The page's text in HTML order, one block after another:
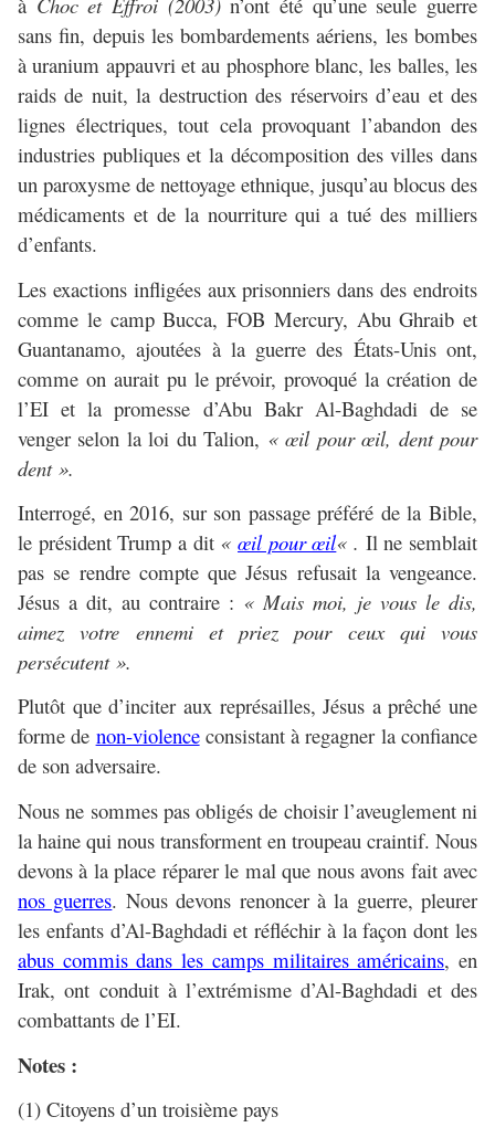
sans fin, depuis les bombardements aériens, les bombes
à uranium appauvri et au phosphore blanc, les balles, les
raids de nuit, la destruction des réservoirs d’eau et des
lignes électriques, tout cela provoquant l’abandon des
industries publiques et la décomposition des villes dans
un paroxysme de nettoyage ethnique, jusqu’au blocus des
médicaments et de la nourriture qui a tué des milliers
d’enfants.
Les exactions infligées aux prisonniers dans des endroits
comme le camp Bucca, FOB Mercury, Abu Ghraib et
Guantanamo, ajoutées à la guerre des États-Unis ont,
comme on aurait pu le prévoir, provoqué la création de
l’EI et la promesse d’Abu Bakr Al-Baghdadi de se
venger selon la loi du Talion, « œil pour œil, dent pour
dent ».
Interrogé, en 2016, sur son passage préféré de la Bible,
le président Trump a dit «œil pour œil« . Il ne semblait
pas se rendre compte que Jésus refusait la vengeance.
Jésus a dit, au contraire : « Mais moi, je vous le dis,
aimez votre ennemi et priez pour ceux qui vous
persécutent ».
Plutôt que d’inciter aux représailles, Jésus a prêché une
forme de non-violenceconsistant à regagner la confiance
de son adversaire.
Nous ne sommes pas obligés de choisir l’aveuglement ni
la haine qui nous transforment en troupeau craintif. Nous
devons à la place réparer le mal que nous avons fait avec
nos guerres. Nous devons renoncer à la guerre, pleurer
les enfants d’Al-Baghdadi et réfléchir à la façon dont les
abus commis dans les camps militaires américains, en
Irak, ont conduit à l’extrémisme d’Al-Baghdadi et des
combattants de l’EI.
Notes :
(1) Citoyens d’un troisième pays